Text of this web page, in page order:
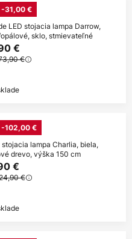
-31,00 €
LED stojacia lampa Darrow,
sklo, stmievateľné
€
€
-102,00 €
lampa Charlia, biela,
drevo, výška 150 cm
€
€